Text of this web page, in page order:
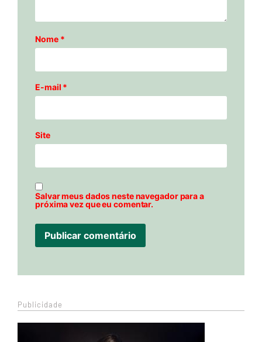
Nome *
E-mail *
Site
Salvar meus dados neste navegador para a
próxima vez que eu comentar.
Publicidade